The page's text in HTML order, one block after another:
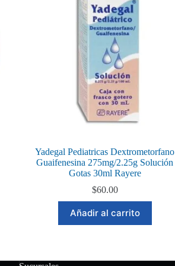
Yadegal Pediatricas Dextrometorfano
Guaifenesina 275mg/2.25g Solución
Gotas 30ml Rayere
$60.00
Añadir al carrito